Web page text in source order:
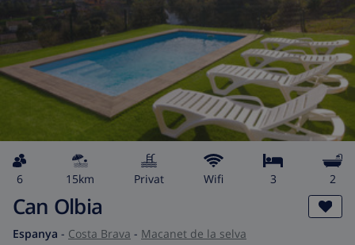
6 15km Privat wifi 3 2
Can Olbia
Espanya - Costa Brava - Macanet de la selva